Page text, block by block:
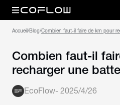
Accueil/Blog/Combien faut-il faire de km pour
Combien faut-il
recharger une
EcoFlow- 2025/4/26